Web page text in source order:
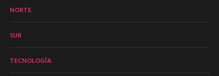
NORTE
SUR
TECNOLOGÍA